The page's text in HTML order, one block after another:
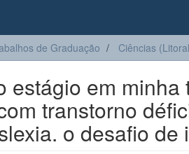
de Graduação Ciências
estágio em
transtorno
o desafio de